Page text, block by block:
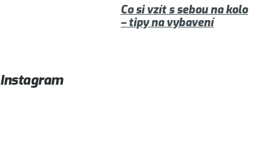
Co si vzít s sebou na kolo
– tipy na vybavení
Instagram